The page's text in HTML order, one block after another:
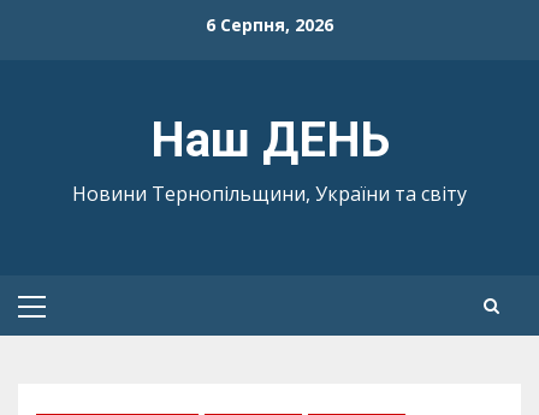
6 Серпня, 2026
Наш ДЕНЬ
Новини Тернопільщини, України та світу
Primary